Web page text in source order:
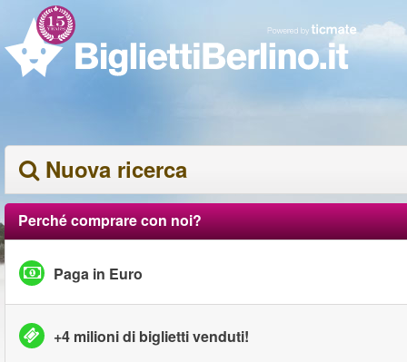
Nuova ricerca
Perché comprare con noi?
Paga in Euro
+4 milioni di biglietti venduti!